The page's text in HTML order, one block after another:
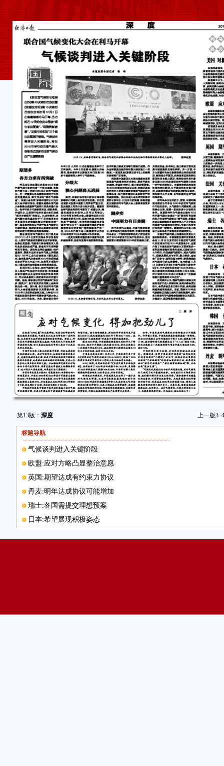
第13版： 深度 上一版3 4
标题导航
气候谈判进入关键阶段
欧盟:应对方略凸显整治意愿
英国:期望达成有约束力协议
丹麦:明年达成协议可能增加
瑞士:各国需提交理想预案
日本:希望展现积极姿态